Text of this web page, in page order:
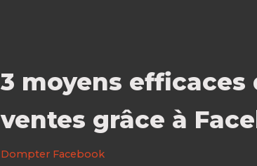
3 moyens efficaces
ventes grâce à
Dompter Facebook